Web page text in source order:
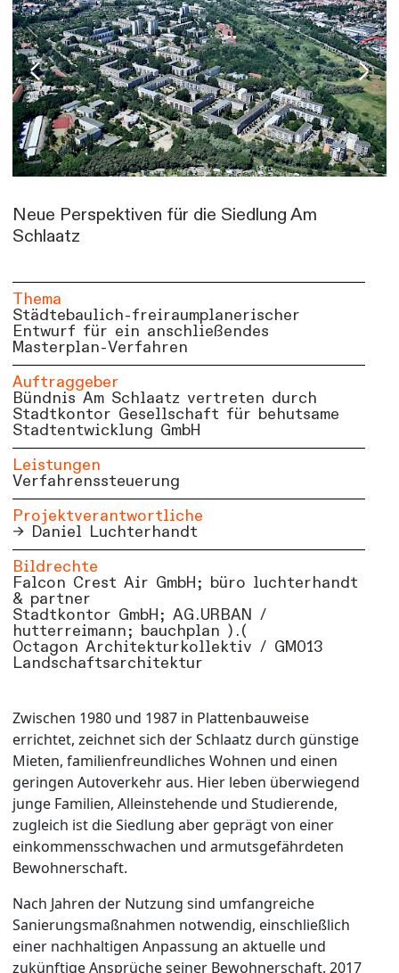
Neue Perspektiven für die Siedlung Am
Schlaatz
Thema
Städtebaulich-freiraumplanerischer
Entwurf für ein anschließendes
Masterplan-Verfahren
Auftraggeber
Bündnis Am Schlaatz vertreten durch
Stadtkontor Gesellschaft für behutsame
Stadtentwicklung GmbH
Leistungen
Verfahrenssteuerung
Projektverantwortliche
Daniel Luchterhandt
Bildrechte
Falcon Crest Air GmbH; büro luchterhandt
& partner
Stadtkontor GmbH; AG.URBAN /
hutterreimann; bauchplan ).(
Octagon Architekturkollektiv / GM013
Landschaftsarchitektur
Zwischen 1980 und 1987 in Plattenbauweise
errichtet, zeichnet sich der Schlaatz durch günstige
Mieten, familienfreundliches Wohnen und einen
geringen Autoverkehr aus. Hier leben überwiegend
junge Familien, Alleinstehende und Studierende,
zugleich ist die Siedlung aber geprägt von einer
einkommensschwachen und armutsgefährdeten
Bewohnerschaft.
Nach Jahren der Nutzung sind umfangreiche
Sanierungsmaßnahmen notwendig, einschließlich
einer nachhaltigen Anpassung an aktuelle und
zukünftige Ansprüche seiner Bewohnerschaft. 2017